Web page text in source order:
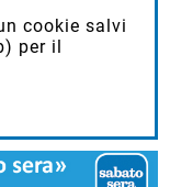
cookie salvi
per il